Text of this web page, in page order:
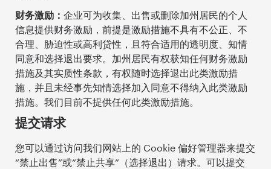
财务激励： 企业可为收集、出售或删除加州居民的个人
信息提供财务激励，前提是激励措施不具有不公正、不
合理、胁迫性或高利贷性，且符合适用的透明度、知情
同意和选择退出要求。加州居民有权获知任何财务激励
措施及其实质性条款，有权随时选择退出此类激励措
施，并且未经事先知情选择加入同意不得纳入此类激励
措施。我们目前不提供任何此类激励措施。
提交请求
您可以通过访问我们网站上的 Cookie 偏好管理器来提交
“禁止出售”或“禁止共享”（选择退出）请求。可以提交